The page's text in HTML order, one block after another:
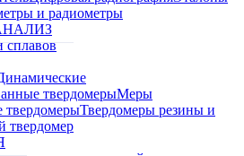
и радиометры
сплавов
твердомерыМеры
твердомерыТвердомеры резины и
твердомер